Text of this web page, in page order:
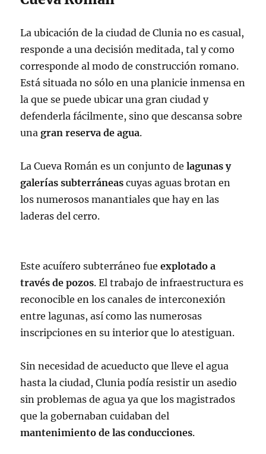
La ubicación de la ciudad de Clunia no es casual,
responde a una decisión meditada, tal y como
corresponde al modo de construcción romano.
Está situada no sólo en una planicie inmensa en
la que se puede ubicar una gran ciudad y
defenderla fácilmente, sino que descansa sobre
unagran reserva de agua.
La Cueva Román es un conjunto delagunas y
galerías subterráneas cuyas aguas brotan en
los numerosos manantiales que hay en las
laderas del cerro.
Este acuífero subterráneo fueexplotado a
través de pozos. El trabajo de infraestructura es
reconocible en los canales de interconexión
entre lagunas, así como las numerosas
inscripciones en su interior que lo atestiguan.
Sin necesidad de acueducto que lleve el agua
hasta la ciudad, Clunia podía resistir un asedio
sin problemas de agua ya que los magistrados
que la gobernaban cuidaban del
mantenimiento de las conducciones.